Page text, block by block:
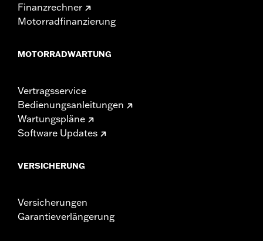
Finanzrechner
Motorradfinanzierung
MOTORRADWARTUNG
Vertragsservice
Bedienungsanleitungen
Wartungspläne
Software Updates
VERSICHERUNG
Versicherungen
Garantieverlängerung